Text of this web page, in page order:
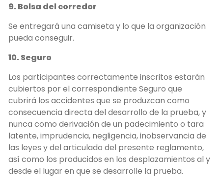
9. Bolsa del corredor
Se entregará una camiseta y lo que la organización
pueda conseguir.
10. Seguro
Los participantes correctamente inscritos estarán
cubiertos por el correspondiente Seguro que
cubrirá los accidentes que se produzcan como
consecuencia directa del desarrollo de la prueba, y
nunca como derivación de un padecimiento o tara
latente, imprudencia, negligencia, inobservancia de
las leyes y del articulado del presente reglamento,
así como los producidos en los desplazamientos al y
desde el lugar en que se desarrolle la prueba.